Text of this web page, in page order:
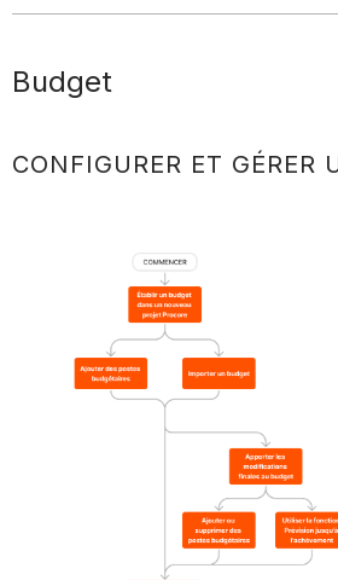
Budget
CONFIGURER ET GÉRER